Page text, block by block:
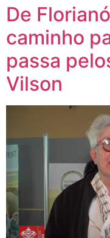
De
caminho
passa
Vilson